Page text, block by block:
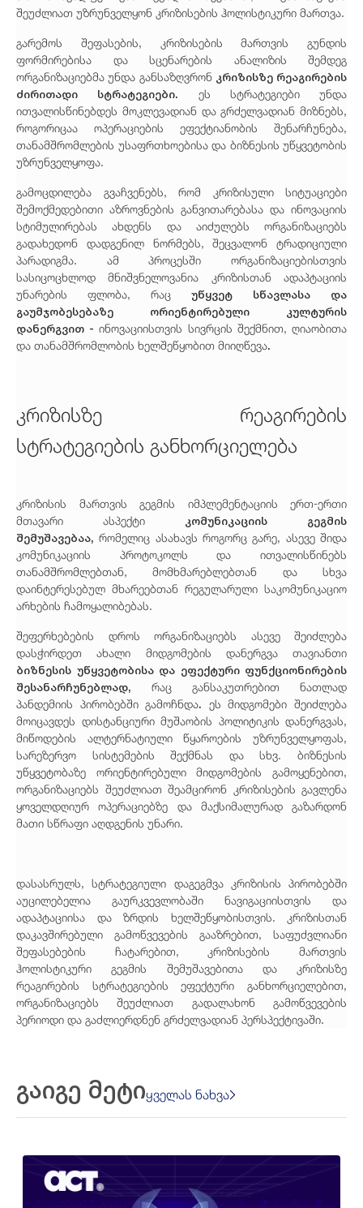
შეუძლიათ უზრუნველყონ კრიზისების ჰოლისტიკური მართვა.
გარემოს შეფასების, კრიზისების მართვის გუნდის
ფორმირებისა და სცენარების ანალიზის შემდეგ
ორგანიზაციებმა უნდა განსაზღვრონ კრიზისზე რეაგირების
ძირითადი სტრატეგიები. ეს სტრატეგიები უნდა
ითვალისწინებდეს მოკლევადიან და გრძელვადიან მიზნებს,
როგორიცაა ოპერაციების ეფექტიანობის შენარჩუნება,
თანამშრომლების უსაფრთხოებისა და ბიზნესის უწყვეტობის
უზრუნველყოფა.
გამოცდილება გვაჩვენებს, რომ კრიზისული სიტუაციები
შემოქმედებითი აზროვნების განვითარებასა და ინოვაციის
სტიმულირებას ახდენს და აიძულებს ორგანიზაციებს
გადახედონ დადგენილ ნორმებს, შეცვალონ ტრადიციული
პარადიგმა. ამ პროცესში ორგანიზაციებისთვის
სასიცოცხლოდ მნიშვნელოვანია კრიზისთან ადაპტაციის
უნარების ფლობა, რაც უწყვეტ სწავლასა და
გაუმჯობესებაზე ორიენტირებული კულტურის
დანერგვით -ინოვაციისთვის სივრცის შექმნით, ღიაობითა
და თანამშრომლობის ხელშეწყობით მიიღწევა.
კრიზისზე რეაგირების
სტრატეგიების განხორციელება
კრიზისის მართვის გეგმის იმპლემენტაციის ერთ-ერთი
მთავარი ასპექტი კომუნიკაციის გეგმის
შემუშავებაა,რომელიც ასახავს როგორც გარე, ასევე შიდა
კომუნიკაციის პროტოკოლს და ითვალისწინებს
თანამშრომლებთან, მომხმარებლებთან და სხვა
დაინტერესებულ მხარეებთან რეგულარული საკომუნიკაციო
არხების ჩამოყალიბებას.
შეფერხებების დროს ორგანიზაციებს ასევე შეიძლება
დასჭირდეთ ახალი მიდგომების დანერგვა თავიანთი
ბიზნესის უწყვეტობისა და ეფექტური ფუნქციონირების
შესანარჩუნებლად, რაც განსაკუთრებით ნათლად
პანდემიის პირობებში გამოჩნდა. ეს მიდგომები შეიძლება
მოიცავდეს დისტანციური მუშაობის პოლიტიკის დანერგვას,
მიწოდების ალტერნატიული წყაროების უზრუნველყოფას,
სარეზერვო სისტემების შექმნას და სხვ. ბიზნესის
უწყვეტობაზე ორიენტირებული მიდგომების გამოყენებით,
ორგანიზაციებს შეუძლიათ შეამცირონ კრიზისების გავლენა
ყოველდღიურ ოპერაციებზე და მაქსიმალურად გაზარდონ
მათი სწრაფი აღდგენის უნარი.
დასასრულს, სტრატეგიული დაგეგმვა კრიზისის პირობებში
აუცილებელია გაურკვევლობაში ნავიგაციისთვის და
ადაპტაციისა და ზრდის ხელშეწყობისთვის. კრიზისთან
დაკავშირებული გამოწვევების გააზრებით, საფუძვლიანი
შეფასებების ჩატარებით, კრიზისების მართვის
ჰოლისტიკური გეგმის შემუშავებითა და კრიზისზე
რეაგირების სტრატეგიების ეფექტური განხორციელებით,
ორგანიზაციებს შეუძლიათ გადალახონ გამოწვევების
პერიოდი და გაძლიერდნენ გრძელვადიან პერსპექტივაში.
გაიგე მეტიყველას ნახვა